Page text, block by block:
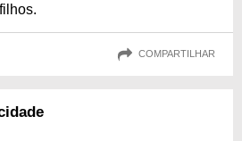
COMPARTILHAR